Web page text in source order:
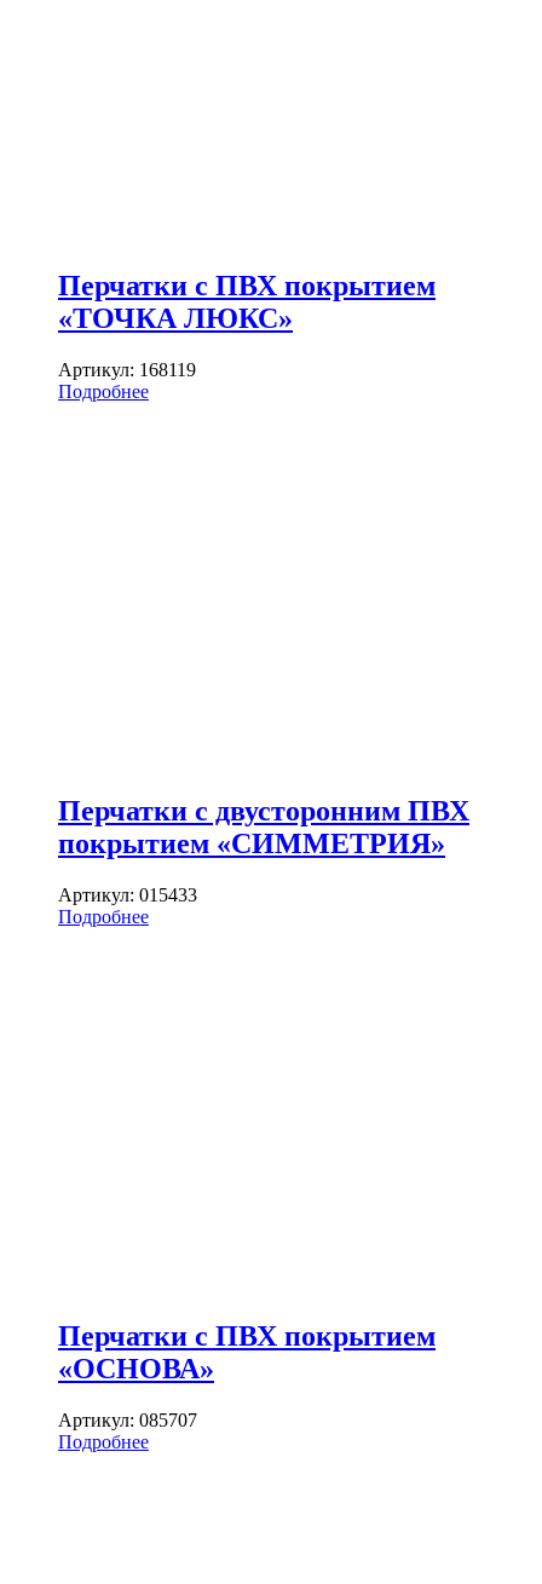
Перчатки с ПВХ покрытием
«ТОЧКА ЛЮКС»
Артикул: 168119
Подробнее
Перчатки с двусторонним ПВХ
покрытием «СИММЕТРИЯ»
Артикул: 015433
Подробнее
Перчатки с ПВХ покрытием
«ОСНОВА»
Артикул: 085707
Подробнее